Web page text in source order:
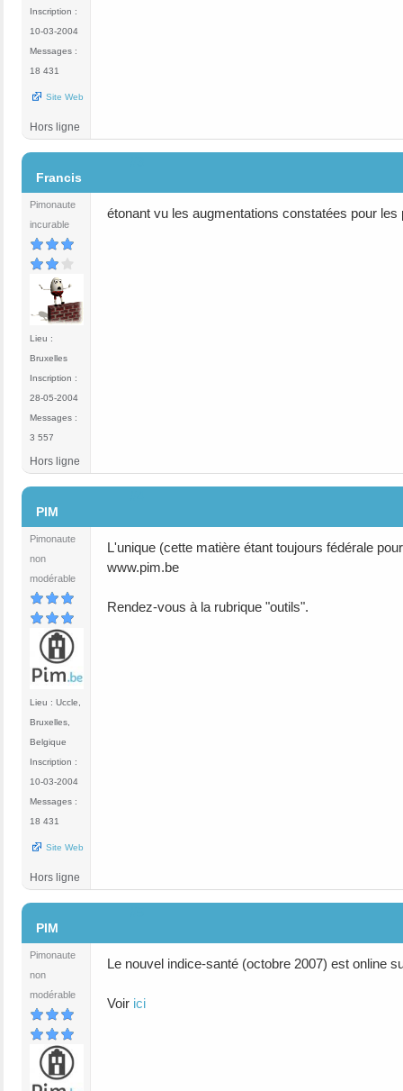
Inscription :
10-03-2004
Messages :
18 431
Site Web
Hors ligne
Francis
Pimonaute
incurable
Lieu :
Bruxelles
Inscription :
28-05-2004
Messages :
3 557
étonant vu les augmentations constatées pour
Hors ligne
PIM
Pimonaute
non
modérable
Lieu : Uccle,
Bruxelles,
Belgique
Inscription :
10-03-2004
Messages :
18 431
Site Web
L'unique (cette matière étant toujours fédérale
www.pim.be
Rendez-vous à la rubrique "outils".
Hors ligne
PIM
Pimonaute
non
modérable
Le nouvel indice-santé (octobre 2007) est online
Voir ici